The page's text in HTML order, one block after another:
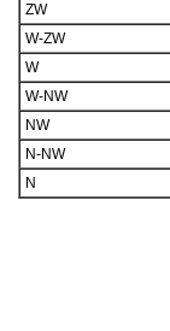
ZW
W-ZW
W
W-NW
NW
N-NW
N